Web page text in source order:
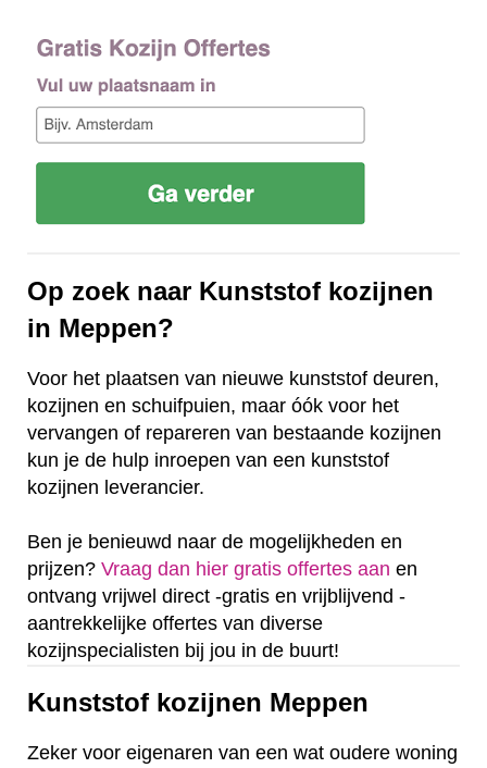
Op zoek naar Kunststof kozijnen
in Meppen?
Voor het plaatsen van nieuwe kunststof deuren,
kozijnen en schuifpuien, maar óók voor het
vervangen of repareren van bestaande kozijnen
kun je de hulp inroepen van een kunststof
kozijnen leverancier.
Ben je benieuwd naar de mogelijkheden en
prijzen? Vraag dan hier gratis offertes aan en
ontvang vrijwel direct -gratis en vrijblijvend -
aantrekkelijke offertes van diverse
kozijnspecialisten bij jou in de buurt!
Kunststof kozijnen Meppen
Zeker voor eigenaren van een wat oudere woning